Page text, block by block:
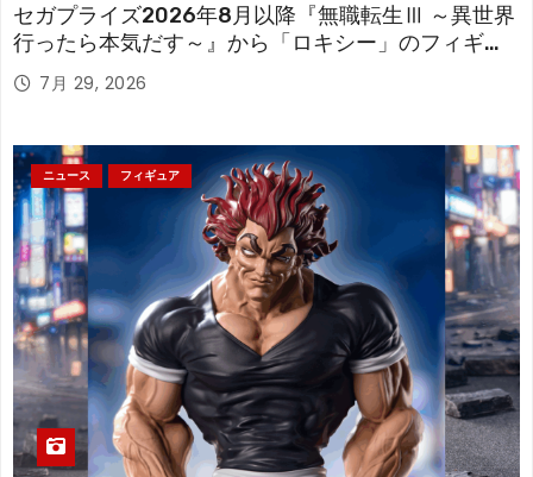
セガプライズ2026年8月以降『無職転生Ⅲ ～異世界
行ったら本気だす～』から「ロキシー」のフィギュ
アが登場！
7月 29, 2026
ニュース フィギュア